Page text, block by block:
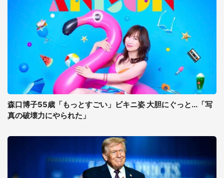
森口博子55歳「もっとすごい」ビキニ姿 大胆にぐっと...「写
真の破壊力にやられた」